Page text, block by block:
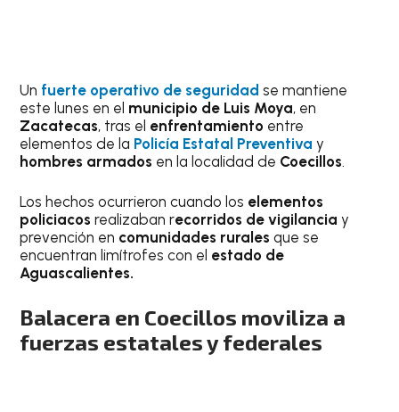
Un fuerte operativo de seguridad se mantiene
este lunes en el municipio de Luis Moya, en
Zacatecas, tras el enfrentamiento entre
elementos de la Policía Estatal Preventiva y
hombres armados en la localidad de Coecillos.
Los hechos ocurrieron cuando los elementos
policiacos realizaban recorridos de vigilancia y
prevención en comunidades ruralesque se
encuentran limítrofes con el estado de
Aguascalientes.
Balacera en Coecillos moviliza a
fuerzas estatales y federales